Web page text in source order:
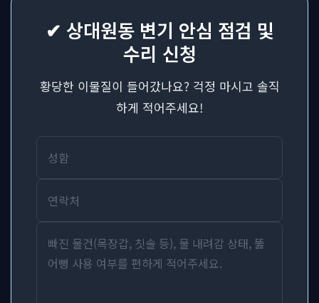
✔ 상대원동 변기 안심 점검 및
수리 신청
황당한 이물질이 들어갔나요? 걱정 마시고 솔직
하게 적어주세요!